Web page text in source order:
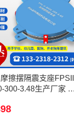
摩擦摆隔震支座
300-3.48生产厂家
生产厂家 摩擦摆